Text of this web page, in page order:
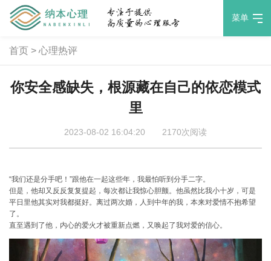
菜单
首页> 心理热评
你安全感缺失，根源藏在自己的依恋模式
里
2023-08-02 16:04:20 2170次阅读
“我们还是分手吧！”跟他在一起这些年，我最怕听到分手二字。
但是，他却又反反复复提起，每次都让我惊心胆颤。他虽然比我小十岁，可是
平日里他其实对我都挺好。离过两次婚，人到中年的我，本来对爱情不抱希望
了。
直至遇到了他，内心的爱火才被重新点燃，又唤起了我对爱的信心。